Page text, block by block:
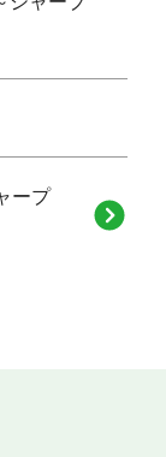
ープ